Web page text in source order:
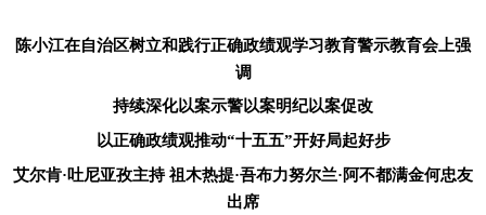
陈小江在自治区树立和践行正确政绩观学习教育警示教育会上强
调
持续深化以案示警以案明纪以案促改
以正确政绩观推动“十五五”开好局起好步
艾尔肯·吐尼亚孜主持 祖木热提·吾布力努尔兰·阿不都满金何忠友
出席